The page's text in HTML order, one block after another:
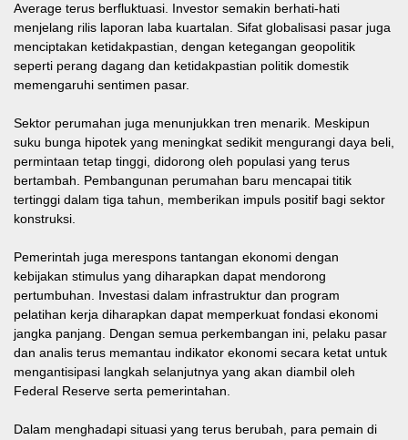
Average terus berfluktuasi. Investor semakin berhati-hati
menjelang rilis laporan laba kuartalan. Sifat globalisasi pasar juga
menciptakan ketidakpastian, dengan ketegangan geopolitik
seperti perang dagang dan ketidakpastian politik domestik
memengaruhi sentimen pasar.
Sektor perumahan juga menunjukkan tren menarik. Meskipun
suku bunga hipotek yang meningkat sedikit mengurangi daya beli,
permintaan tetap tinggi, didorong oleh populasi yang terus
bertambah. Pembangunan perumahan baru mencapai titik
tertinggi dalam tiga tahun, memberikan impuls positif bagi sektor
konstruksi.
Pemerintah juga merespons tantangan ekonomi dengan
kebijakan stimulus yang diharapkan dapat mendorong
pertumbuhan. Investasi dalam infrastruktur dan program
pelatihan kerja diharapkan dapat memperkuat fondasi ekonomi
jangka panjang. Dengan semua perkembangan ini, pelaku pasar
dan analis terus memantau indikator ekonomi secara ketat untuk
mengantisipasi langkah selanjutnya yang akan diambil oleh
Federal Reserve serta pemerintahan.
Dalam menghadapi situasi yang terus berubah, para pemain di